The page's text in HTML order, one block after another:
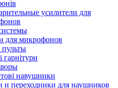
усилители для
для микрофонов
навушники
и переходники для наушников